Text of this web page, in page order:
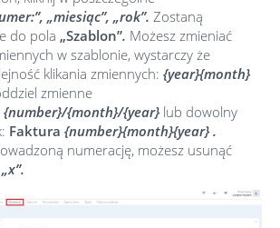
„miesiąc”, „rok”. Zostaną
do pola „Szablon”. Możesz zmieniać
w szablonie, wystarczy że
klikania zmiennych: {year}{month}
zmienne
{number}/{month}/{year} lub dowolny
Faktura {number}{month}{year} .
numerację, możesz usunąć
„x”.